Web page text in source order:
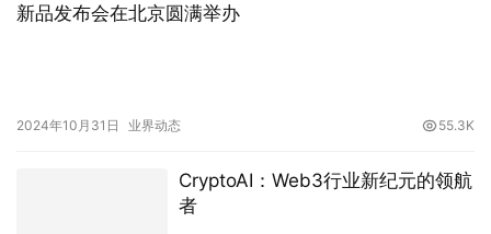
新品发布会在北京圆满举办
2024年10月31日 业界动态 55.3K
CryptoAI：Web3行业新纪元的领航
者